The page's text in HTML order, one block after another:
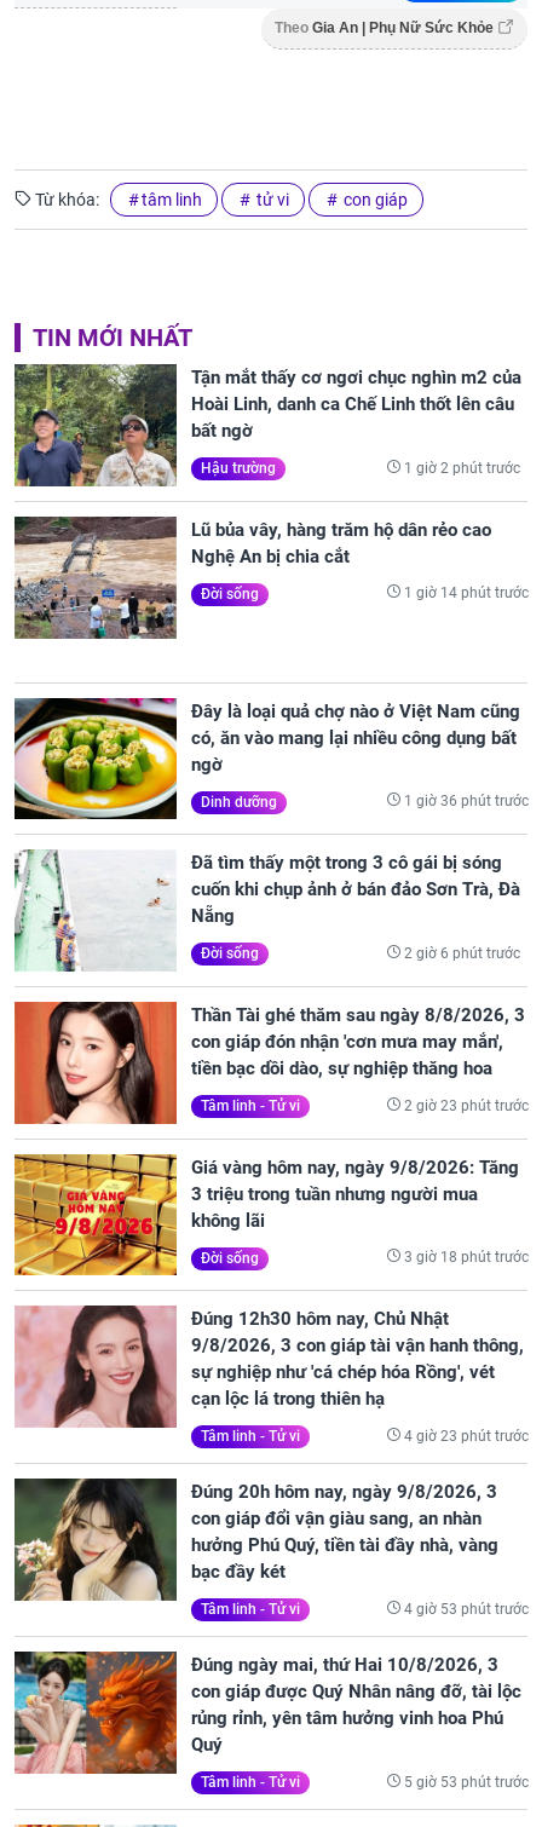
Theo Gia An | Phụ Nữ Sức Khỏe
Từ khóa: tâm linh tử vi con giáp
TIN MỚI NHẤT
Tận mắt thấy cơ ngơi chục nghìn m2 của
Hoài Linh, danh ca Chế Linh thốt lên câu
bất ngờ
Hậu trường 1 giờ 2 phút trước
Lũ bủa vây, hàng trăm hộ dân rẻo cao
Nghệ An bị chia cắt
Đời sống 1 giờ 14 phút trước
Đây là loại quả chợ nào ở Việt Nam cũng
có, ăn vào mang lại nhiều công dụng bất
ngờ
Dinh dưỡng 1 giờ 36 phút trước
Đã tìm thấy một trong 3 cô gái bị sóng
cuốn khi chụp ảnh ở bán đảo Sơn Trà, Đà
Nẵng
Đời sống 2 giờ 6 phút trước
Thần Tài ghé thăm sau ngày 8/8/2026, 3
con giáp đón nhận 'cơn mưa may mắn',
tiền bạc dồi dào, sự nghiệp thăng hoa
Tâm linh - Tử vi 2 giờ 23 phút trước
Giá vàng hôm nay, ngày 9/8/2026: Tăng
3 triệu trong tuần nhưng người mua
không lãi
Đời sống 3 giờ 18 phút trước
Đúng 12h30 hôm nay, Chủ Nhật
9/8/2026, 3 con giáp tài vận hanh thông,
sự nghiệp như 'cá chép hóa Rồng', vét
cạn lộc lá trong thiên hạ
Tâm linh - Tử vi 4 giờ 23 phút trước
Đúng 20h hôm nay, ngày 9/8/2026, 3
con giáp đổi vận giàu sang, an nhàn
hưởng Phú Quý, tiền tài đầy nhà, vàng
bạc đầy két
Tâm linh - Tử vi 4 giờ 53 phút trước
Đúng ngày mai, thứ Hai 10/8/2026, 3
con giáp được Quý Nhân nâng đỡ, tài lộc
rủng rỉnh, yên tâm hưởng vinh hoa Phú
Quý
Tâm linh - Tử vi 5 giờ 53 phút trước